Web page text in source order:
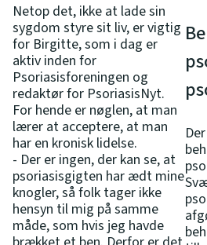
Netop det, ikke at lade sin
sygdom styre sit liv, er vigtig
for Birgitte, som i dag er
aktiv inden for
Psoriasisforeningen og
redaktør for PsoriasisNyt.
For hende er nøglen, at man
lærer at acceptere, at man
har en kronisk lidelse.
- Der er ingen, der kan se, at
psoriasisgigten har ædt mine
knogler, så folk tager ikke
hensyn til mig på samme
måde, som hvis jeg havde